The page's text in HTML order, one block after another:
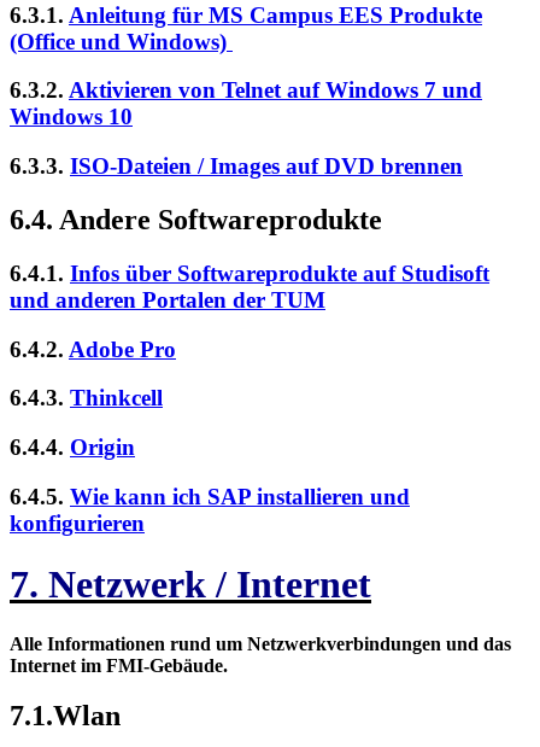
6.3.1. Anleitung für MS Campus EES Produkte
(Office und Windows)
6.3.2. Aktivieren von Telnet auf Windows 7 und
Windows 10
6.3.3. ISO-Dateien / Images auf DVD brennen
6.4. Andere Softwareprodukte
6.4.1. Infos über Softwareprodukte auf Studisoft
und anderen Portalen der TUM
6.4.2. Adobe Pro
6.4.3. Thinkcell
6.4.4. Origin
6.4.5. Wie kann ich SAP installieren und
konfigurieren
7. Netzwerk / Internet
Alle Informationen rund um Netzwerkverbindungen und das
Internet im FMI-Gebäude.
7.1.Wlan